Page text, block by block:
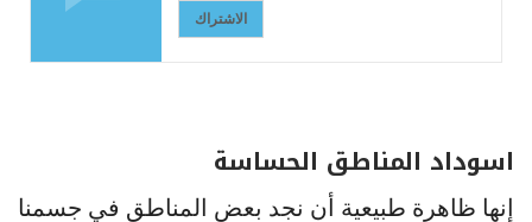
الاشتراك
اسوداد المناطق الحساسة
إنها ظاهرة طبيعية أن نجد بعض المناطق في جسمنا